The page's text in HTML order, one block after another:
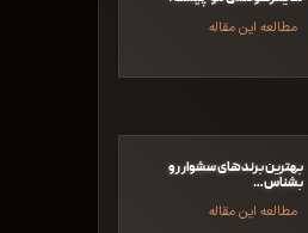
مطالعه این مقاله
بهترین برند‌های سشوار رو
بشناس…
مطالعه این مقاله